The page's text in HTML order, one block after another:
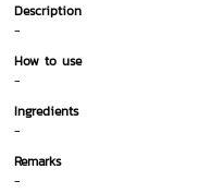
Description
-
How to use
-
Ingredients
-
Remarks
-